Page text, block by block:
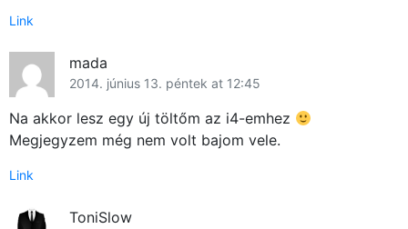
Link
mada
2014. június 13. péntek at 12:45
Na akkor lesz egy új töltőm az i4-emhez
Megjegyzem még nem volt bajom vele.
Link
ToniSlow